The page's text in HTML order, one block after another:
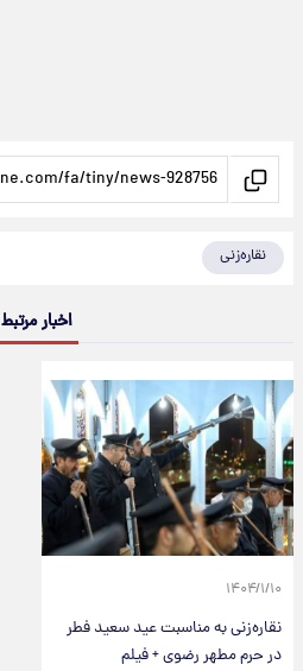
نقاره‌زنی
اخبار مرتبط
۱۴۰۴/۱/۱۰
نقاره‌زنی به مناسبت عید سعید فطر
در حرم مطهر رضوی + فیلم